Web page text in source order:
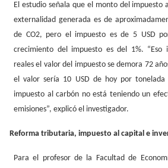
El estudio señala que el monto del impuesto
externalidad generada es de
de CO2, pero el impuesto es de 5 USD
crecimiento del impuesto es del 1%. “Eso
reales el valor del impuesto se demora 72
el valor sería 10 USD de hoy por
impuesto al carbón no está teniendo un
emisiones”, explicó el investigador.
Reforma tributaria, impuesto al capital e
Para el profesor de la Facultad de